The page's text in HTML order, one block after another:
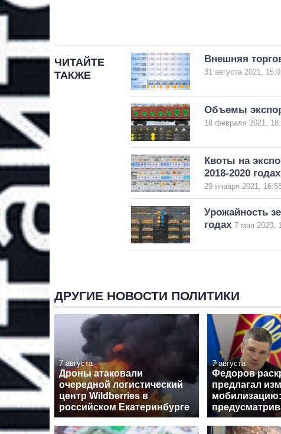
ЧИТАЙТЕ
ТАКЖЕ
Внешняя
31 августа 2021,
Объемы
18 февраля 2021,
Квоты на
2018-2020 годах
29 января 2021,
Урожайность
годах 7 мая 2020,
ДРУГИЕ НОВОСТИ ПОЛИТИКИ
7 августа
Дроны атаковали
очередной логистический
центр Wildberries в
российском Екатеринбурге
7 августа
Федоров
предлагал